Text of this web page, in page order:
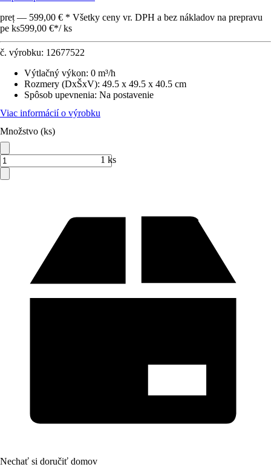
preț — 599,00 € * Všetky ceny vr. DPH a bez nákladov na prepravu
pe ks599,00 €*/ ks
č. výrobku: 12677522
Výtlačný výkon: 0 m³/h
Rozmery (DxŠxV): 49.5 x 49.5 x 40.5 cm
Spôsob upevnenia: Na postavenie
Viac informácií o výrobku
Množstvo (ks)
1 ks
Nechať si doručiť domov